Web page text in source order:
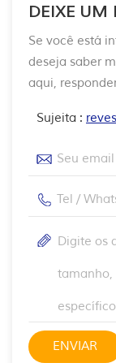
DEIXE UM
Se você está
deseja saber
aqui,
Sujeita :